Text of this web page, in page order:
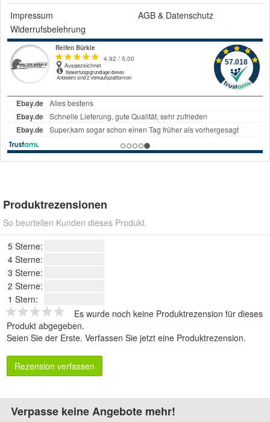
Impressum
AGB & Datenschutz
Widerrufsbelehrung
Produktrezensionen
So beurteilen Kunden dieses Produkt.
5 Sterne:
4 Sterne:
3 Sterne:
2 Sterne:
1 Stern:
Es wurde noch keine Produktrezension für dieses
Produkt abgegeben.
Seien Sie der Erste. Verfassen Sie jetzt eine Produktrezension.
Rezension verfassen
Verpasse keine Angebote mehr!